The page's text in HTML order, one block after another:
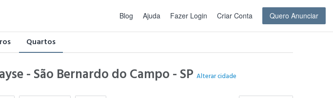
Blog Ajuda Fazer Login Criar Conta Quero Anunciar
Quartos
- São Bernardo do Campo - SPAlterar cidade